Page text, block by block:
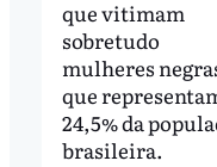
que vitimam
sobretudo
mulheres
que
24,5% da
brasileira.